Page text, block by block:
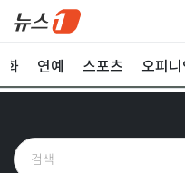
화 연예 스포츠 오피니